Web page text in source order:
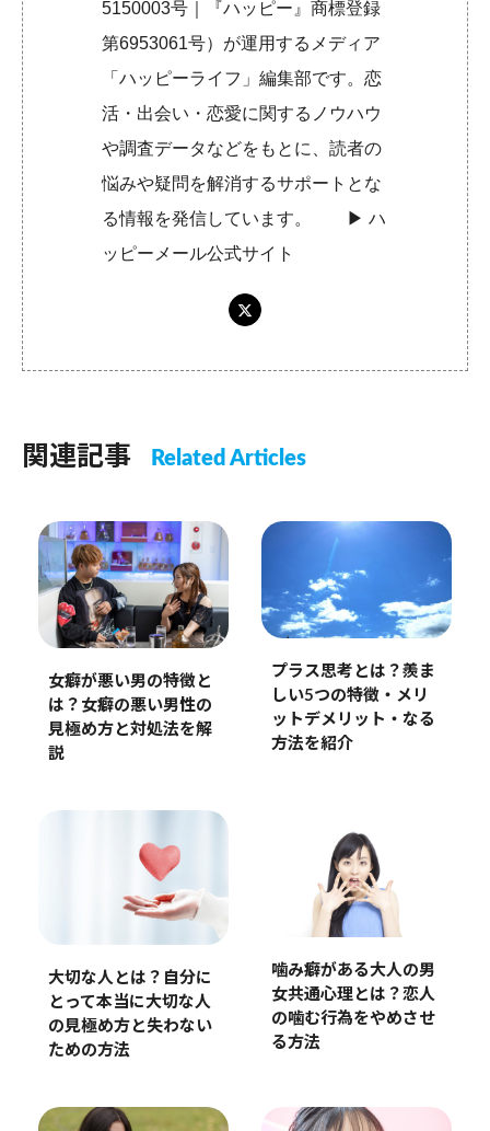
5150003号｜『ハッピー』商標登録
第6953061号）が運用するメディア
「ハッピーライフ」編集部です。恋
活・出会い・恋愛に関するノウハウ
や調査データなどをもとに、読者の
悩みや疑問を解消するサポートとな
る情報を発信しています。 ▶︎ハ
ッピーメール公式サイト
関連記事 Related Articles
女癖が悪い男の特徴と
は？女癖の悪い男性の
見極め方と対処法を解
説
プラス思考とは？羨ま
しい5つの特徴・メリ
ットデメリット・なる
方法を紹介
大切な人とは？自分に
とって本当に大切な人
の見極め方と失わない
ための方法
噛み癖がある大人の男
女共通心理とは？恋人
の噛む行為をやめさせ
る方法